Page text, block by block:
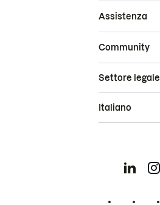
Assistenza
Community
Settore legale
Italiano